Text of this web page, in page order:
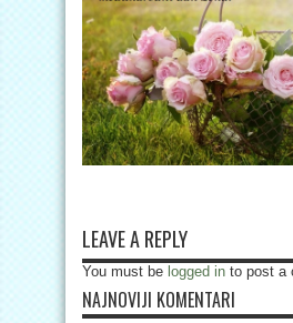
LEAVE A REPLY
You must be logged in to post a
NAJNOVIJI KOMENTARI